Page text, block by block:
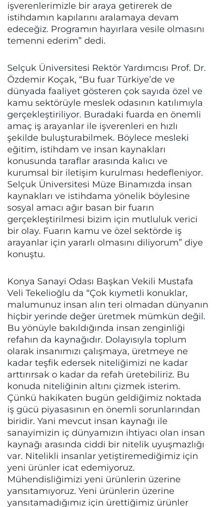
işverenlerimizle bir araya getirerek de
istihdamın kapılarını aralamaya devam
edeceğiz. Programın hayırlara vesile olmasını
temenni ederim” dedi.
Selçuk Üniversitesi Rektör Yardımcısı Prof. Dr.
Özdemir Koçak, “Bu fuar Türkiye’de ve
dünyada faaliyet gösteren çok sayıda özel ve
kamu sektörüyle meslek odasının katılımıyla
gerçekleştiriliyor. Buradaki fuarda en önemli
amaç iş arayanlar ile işverenleri en hızlı
şekilde buluşturabilmek. Böylece mesleki
eğitim, istihdam ve insan kaynakları
konusunda taraflar arasında kalıcı ve
kurumsal bir iletişim kurulması hedefleniyor.
Selçuk Üniversitesi Müze Binamızda insan
kaynakları ve istihdama yönelik böylesine
sosyal amacı ağır basan bir fuarın
gerçekleştirilmesi bizim için mutluluk verici
bir olay. Fuarın kamu ve özel sektörde iş
arayanlar için yararlı olmasını diliyorum” diye
konuştu.
Konya Sanayi Odası Başkan Vekili Mustafa
Veli Tekelioğlu da “Çok kıymetli konuklar,
malumunuz insan alın teri olmadan dünyanın
hiçbir yerinde değer üretmek mümkün değil.
Bu yönüyle bakıldığında insan zenginliği
refahın da kaynağıdır. Dolayısıyla toplum
olarak insanımızı çalışmaya, üretmeye ne
kadar teşfik edersek niteliğimizi ne kadar
arttırırsak o kadar da refah üretebiliriz. Bu
konuda niteliğinin altını çizmek isterim.
Çünkü hakikaten bugün geldiğimiz noktada
iş gücü piyasasının en önemli sorunlarından
biridir. Yani mevcut insan kaynağı ile
sanayimizin iç dünyamızın ihtiyacı olan insan
kaynağı arasında ciddi bir nitelik uyuşmazlığı
var. Nitelikli insanlar yetiştiremediğimiz için
yeni ürünler icat edemiyoruz.
Mühendisliğimizi yeni ürünlerin üzerine
yansıtamıyoruz. Yeni ürünlerin üzerine
yansıtamadığımız için ürettiğimiz ürünler